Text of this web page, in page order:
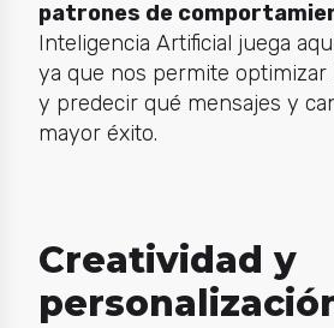
patrones de
Inteligencia Artificial juega
ya que nos permite optimizar
y predecir qué mensajes y
mayor éxito.
Creatividad y